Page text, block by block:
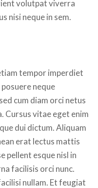
volutpat viverra
nisi neque in sem.
tempor imperdiet
neque
cum diam orci netus
Cursus vitae eget enim
dui dictum. Aliquam
erat lectus mattis
pellent esque nisl in
facilisis orci nunc.
nullam. Et feugiat